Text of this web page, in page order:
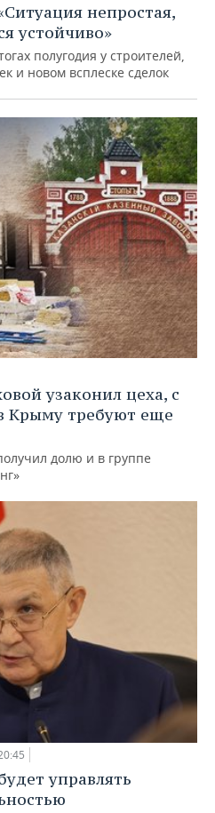
непростая,
устойчиво»
полугодия у строителей,
и новом всплеске сделок
узаконил цеха, с
Крыму требуют еще
долю и в группе
управлять